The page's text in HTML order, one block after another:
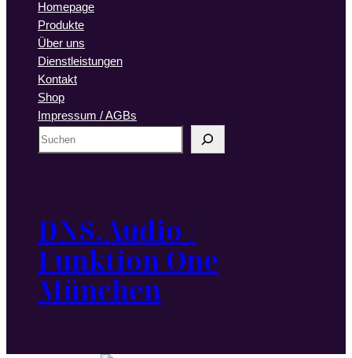
Homepage
Produkte
Über uns
Dienstleistungen
Kontakt
Shop
Impressum / AGBs
S
u
n
DNS.Audio /
Funktion One
München